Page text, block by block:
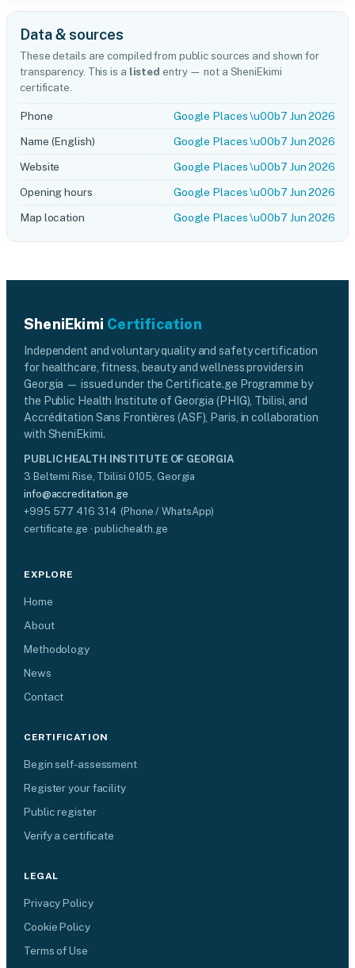
Data & sources
These details are compiled from public sources and shown for
transparency. This is a listed entry — not a SheniEkimi
certificate.
Phone
Google Places \u00b7 Jun 2026
Name (English)
Google Places \u00b7 Jun 2026
Website
Google Places \u00b7 Jun 2026
Opening hours
Google Places \u00b7 Jun 2026
Map location
Google Places \u00b7 Jun 2026
SheniEkimi Certification
Independent and voluntary quality and safety certification
for healthcare, fitness, beauty and wellness providers in
Georgia — issued under the Certificate.ge Programme by
the Public Health Institute of Georgia (PHIG), Tbilisi, and
Accréditation Sans Frontières (ASF), Paris, in collaboration
with SheniEkimi.
PUBLIC HEALTH INSTITUTE OF GEORGIA
3 Beltemi Rise, Tbilisi 0105, Georgia
info@accreditation.ge
+995 577 416 314 (Phone / WhatsApp)
certificate.ge · publichealth.ge
EXPLORE
Home
About
Methodology
News
Contact
CERTIFICATION
Begin self-assessment
Register your facility
Public register
Verify a certificate
LEGAL
Privacy Policy
Cookie Policy
Terms of Use